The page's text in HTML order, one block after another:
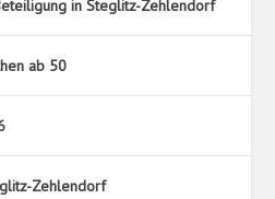
in Steglitz-Zehlendorf
ab 50
Zehlendorf